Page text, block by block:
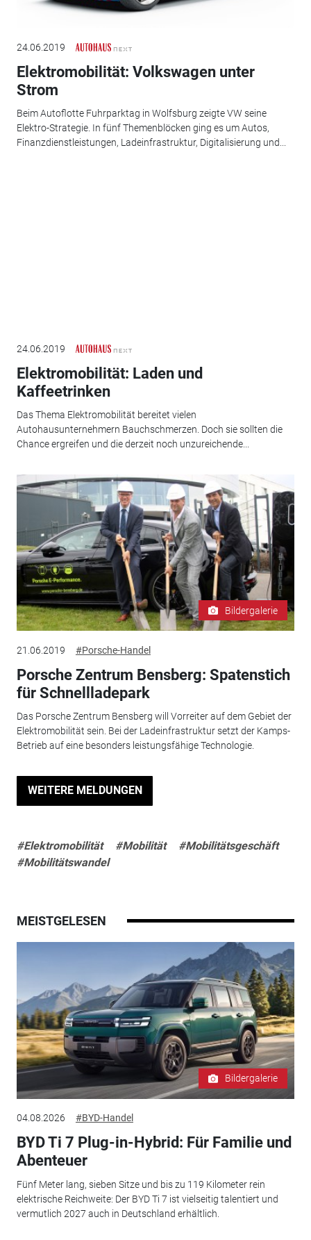
24.06.2019
Elektromobilität: Volkswagen unter
Strom
Beim Autoflotte Fuhrparktag in Wolfsburg zeigte VW seine
Elektro-Strategie. In fünf Themenblöcken ging es um Autos,
Finanzdienstleistungen, Ladeinfrastruktur, Digitalisierung und...
24.06.2019
Elektromobilität: Laden und
Kaffeetrinken
Das Thema Elektromobilität bereitet vielen
Autohausunternehmern Bauchschmerzen. Doch sie sollten die
Chance ergreifen und die derzeit noch unzureichende...
Bildergalerie
21.06.2019 #Porsche-Handel
Porsche Zentrum Bensberg: Spatenstich
für Schnellladepark
Das Porsche Zentrum Bensberg will Vorreiter auf dem Gebiet der
Elektromobilität sein. Bei der Ladeinfrastruktur setzt der Kamps-
Betrieb auf eine besonders leistungsfähige Technologie.
WEITERE MELDUNGEN
#Elektromobilität #Mobilität
#Mobilitätsgeschäft
#Mobilitätswandel
MEISTGELESEN
Bildergalerie
04.08.2026 #BYD-Handel
BYD Ti 7 Plug-in-Hybrid: Für Familie und
Abenteuer
Fünf Meter lang, sieben Sitze und bis zu 119 Kilometer rein
elektrische Reichweite: Der BYD Ti 7 ist vielseitig talentiert und
vermutlich 2027 auch in Deutschland erhältlich.